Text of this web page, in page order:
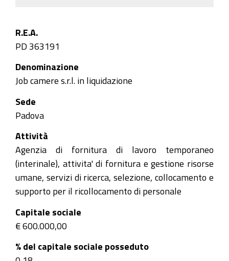
R.E.A.
PD 363191
Denominazione
Job camere s.r.l. in liquidazione
Sede
Padova
Attività
Agenzia di fornitura di lavoro temporaneo
(interinale), attivita' di fornitura e gestione risorse
umane, servizi di ricerca, selezione, collocamento e
supporto per il ricollocamento di personale
Capitale sociale
€ 600.000,00
% del capitale sociale posseduto